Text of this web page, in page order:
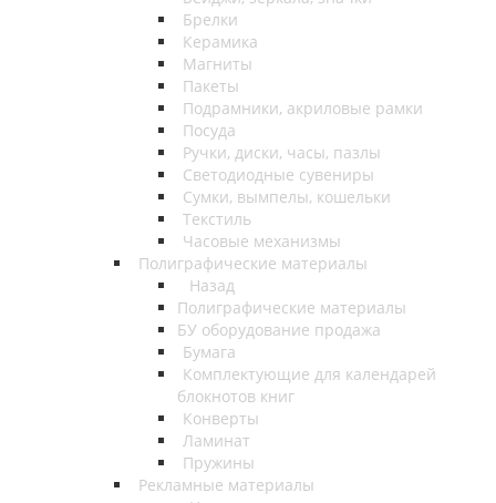
Брелки
Керамика
Магниты
Пакеты
Подрамники, акриловые рамки
Посуда
Ручки, диски, часы, пазлы
Светодиодные сувениры
Сумки, вымпелы, кошельки
Текстиль
Часовые механизмы
Полиграфические материалы
Назад
Полиграфические материалы
БУ оборудование продажа
Бумага
Комплектующие для календарей
блокнотов книг
Конверты
Ламинат
Пружины
Рекламные материалы